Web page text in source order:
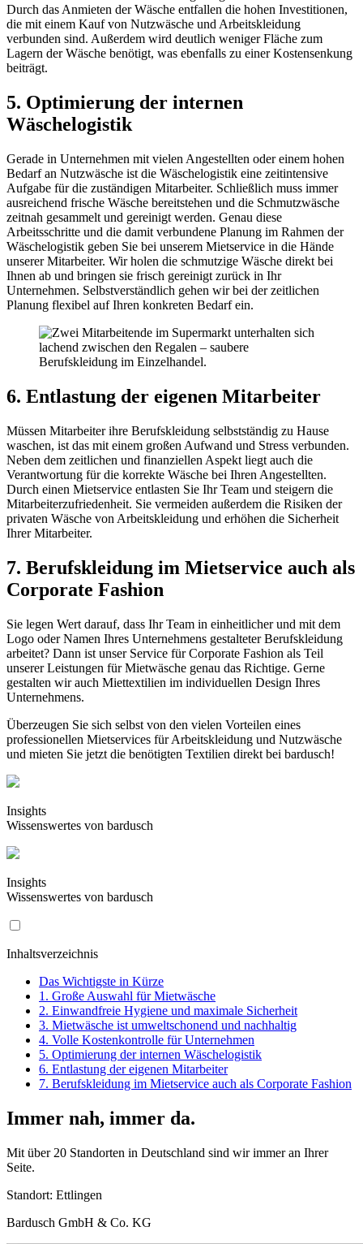
Durch das Anmieten der Wäsche entfallen die hohen Investitionen,
die mit einem Kauf von Nutzwäsche und Arbeitskleidung
verbunden sind. Außerdem wird deutlich weniger Fläche zum
Lagern der Wäsche benötigt, was ebenfalls zu einer Kostensenkung
beiträgt.
5. Optimierung der internen
Wäschelogistik
Gerade in Unternehmen mit vielen Angestellten oder einem hohen
Bedarf an Nutzwäsche ist die Wäschelogistik eine zeitintensive
Aufgabe für die zuständigen Mitarbeiter. Schließlich muss immer
ausreichend frische Wäsche bereitstehen und die Schmutzwäsche
zeitnah gesammelt und gereinigt werden. Genau diese
Arbeitsschritte und die damit verbundene Planung im Rahmen der
Wäschelogistik geben Sie bei unserem Mietservice in die Hände
unserer Mitarbeiter. Wir holen die schmutzige Wäsche direkt bei
Ihnen ab und bringen sie frisch gereinigt zurück in Ihr
Unternehmen. Selbstverständlich gehen wir bei der zeitlichen
Planung flexibel auf Ihren konkreten Bedarf ein.
6. Entlastung der eigenen Mitarbeiter
Müssen Mitarbeiter ihre Berufskleidung selbstständig zu Hause
waschen, ist das mit einem großen Aufwand und Stress verbunden.
Neben dem zeitlichen und finanziellen Aspekt liegt auch die
Verantwortung für die korrekte Wäsche bei Ihren Angestellten.
Durch einen Mietservice entlasten Sie Ihr Team und steigern die
Mitarbeiterzufriedenheit. Sie vermeiden außerdem die Risiken der
privaten Wäsche von Arbeitskleidung und erhöhen die Sicherheit
Ihrer Mitarbeiter.
7. Berufskleidung im Mietservice auch als
Corporate Fashion
Sie legen Wert darauf, dass Ihr Team in einheitlicher und mit dem
Logo oder Namen Ihres Unternehmens gestalteter Berufskleidung
arbeitet? Dann ist unser Service für Corporate Fashion als Teil
unserer Leistungen für Mietwäsche genau das Richtige. Gerne
gestalten wir auch Miettextilien im individuellen Design Ihres
Unternehmens.
Überzeugen Sie sich selbst von den vielen Vorteilen eines
professionellen Mietservices für Arbeitskleidung und Nutzwäsche
und mieten Sie jetzt die benötigten Textilien direkt bei bardusch!
Insights
Wissenswertes von bardusch
Insights
Wissenswertes von bardusch
Inhaltsverzeichnis
Das Wichtigste in Kürze
1. Große Auswahl für Mietwäsche
2. Einwandfreie Hygiene und maximale Sicherheit
3. Mietwäsche ist umweltschonend und nachhaltig
4. Volle Kostenkontrolle für Unternehmen
5. Optimierung der internen Wäschelogistik
6. Entlastung der eigenen Mitarbeiter
7. Berufskleidung im Mietservice auch als Corporate Fashion
Immer nah, immer da.
Mit über 20 Standorten in Deutschland sind wir immer an Ihrer
Seite.
Standort: Ettlingen
Bardusch GmbH & Co. KG